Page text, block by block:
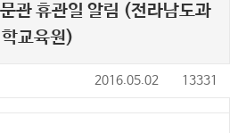
관 휴관일 알림 (전라남도과
학교육원)
2016.05.02 13331